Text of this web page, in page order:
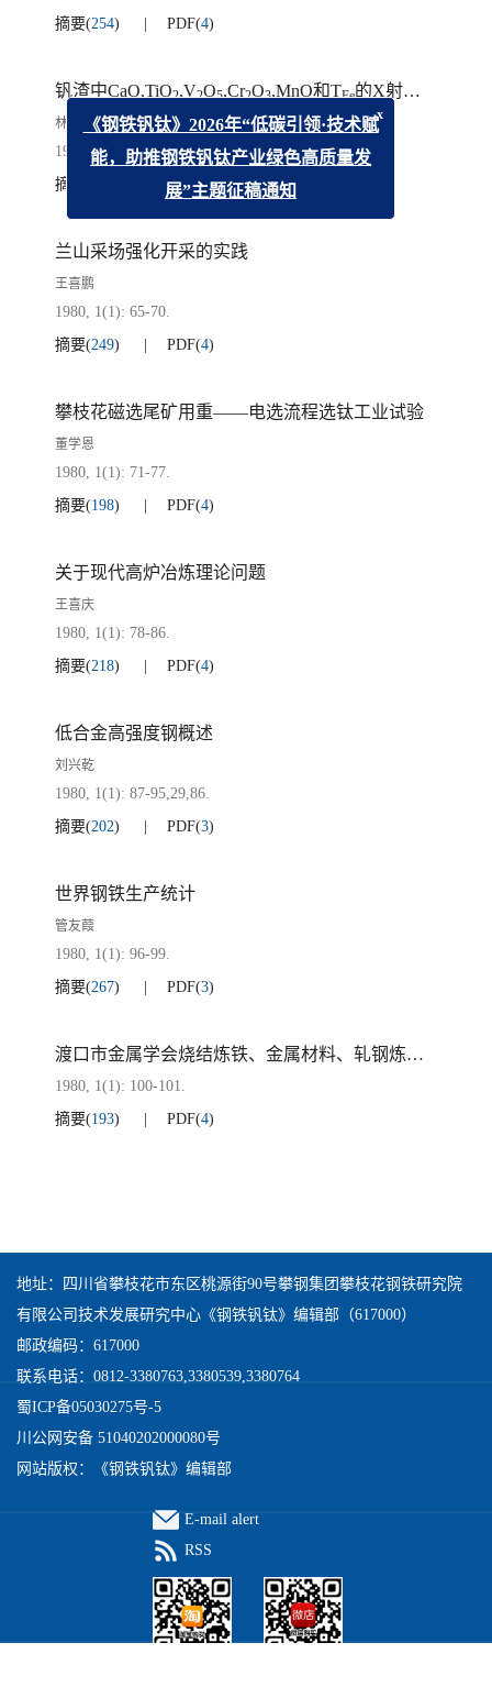
摘要(254) PDF(4)
钒渣中CaO,TiO2,V2O5,Cr2O3,MnO和TFe的X射线萤光光谱分析
林进钦
1980, 1(1): 59-65.
摘要
PDF(5)
兰山采场强化开采的实践
王喜鹏
1980, 1(1): 65-70.
摘要(249) PDF(4)
攀枝花磁选尾矿用重——电选流程选钛工业试验
董学恩
1980, 1(1): 71-77.
摘要(198) PDF(4)
关于现代高炉冶炼理论问题
王喜庆
1980, 1(1): 78-86.
摘要(218) PDF(4)
低合金高强度钢概述
刘兴乾
1980, 1(1): 87-95,29,86.
摘要(202) PDF(3)
世界钢铁生产统计
管友葭
1980, 1(1): 96-99.
摘要(267) PDF(3)
渡口市金属学会烧结炼铁、金属材料、轧钢炼钢及耐火材料四个专业学组分别召开学术交流会议
1980, 1(1): 100-101.
摘要(193) PDF(4)
地址：四川省攀枝花市东区桃源街90号攀钢集团攀枝花钢铁研究院
有限公司技术发展研究中心《钢铁钒钛》编辑部（617000）
邮政编码：617000
联系电话：0812-3380763,3380539,3380764
蜀ICP备05030275号-5
川公网安备 51040202000080号
网站版权：《钢铁钒钛》编辑部
E-mail alert
RSS
《钢铁钒钛》2026年“低碳引领·技术赋
能，助推钢铁钒钛产业绿色高质量发